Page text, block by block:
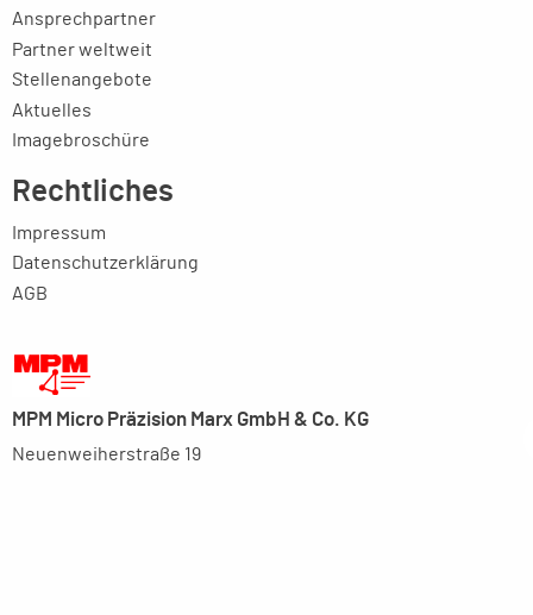
Ansprechpartner
Partner weltweit
Stellenangebote
Aktuelles
Imagebroschüre
Rechtliches
Impressum
Datenschutzerklärung
AGB
MPM Micro Präzision Marx GmbH & Co. KG
Neuenweiherstraße 19